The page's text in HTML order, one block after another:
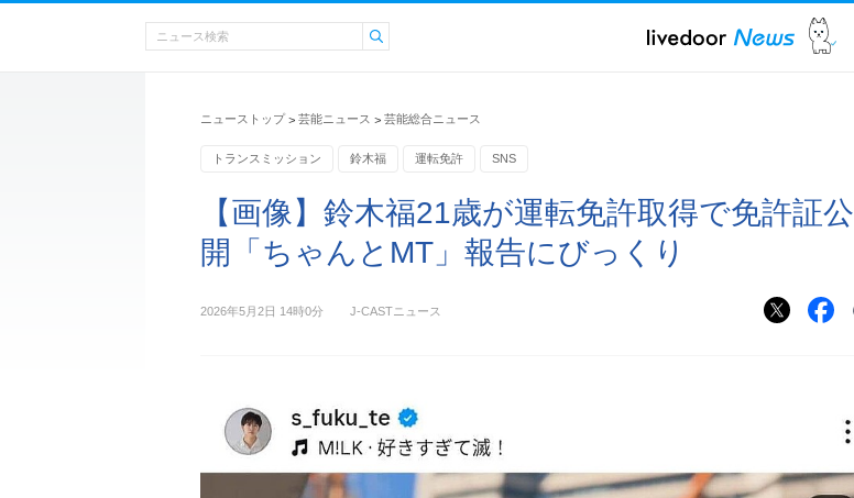
ニューストップ > 芸能ニュース > 芸能総合ニュース
トランスミッション 鈴木福 運転免許 SNS
【画像】鈴木福21歳が運転免許取得で免許証公
開「ちゃんとMT」報告にびっくり
2026年5月2日 14時0分 J-CASTニュース